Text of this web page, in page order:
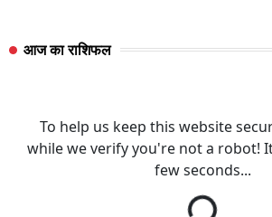
आज का राशिफल